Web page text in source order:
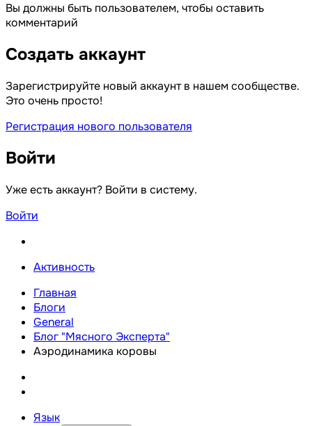
Вы должны быть пользователем, чтобы оставить
комментарий
Создать аккаунт
Зарегистрируйте новый аккаунт в нашем сообществе.
Это очень просто!
Регистрация нового пользователя
Войти
Уже есть аккаунт? Войти в систему.
Войти
Активность
Главная
Блоги
General
Блог "Мясного Эксперта"
Аэродинамика коровы
Язык